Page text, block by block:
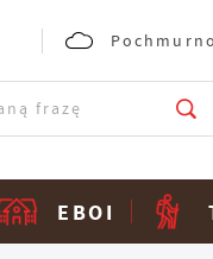
Pochmurno
EBOI